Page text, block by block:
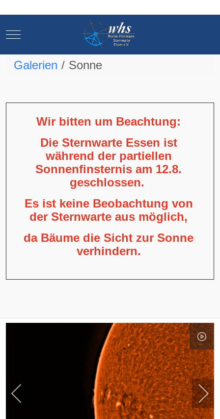
Mobile Menu Toggle
Galerien Sonne
Wir bitten um Beachtung:
Die Sternwarte Essen ist
während der partiellen
Sonnenfinsternis am 12.8.
geschlossen.
Es ist keine Beobachtung von
der Sternwarte aus möglich,
da Bäume die Sicht zur Sonne
verhindern.